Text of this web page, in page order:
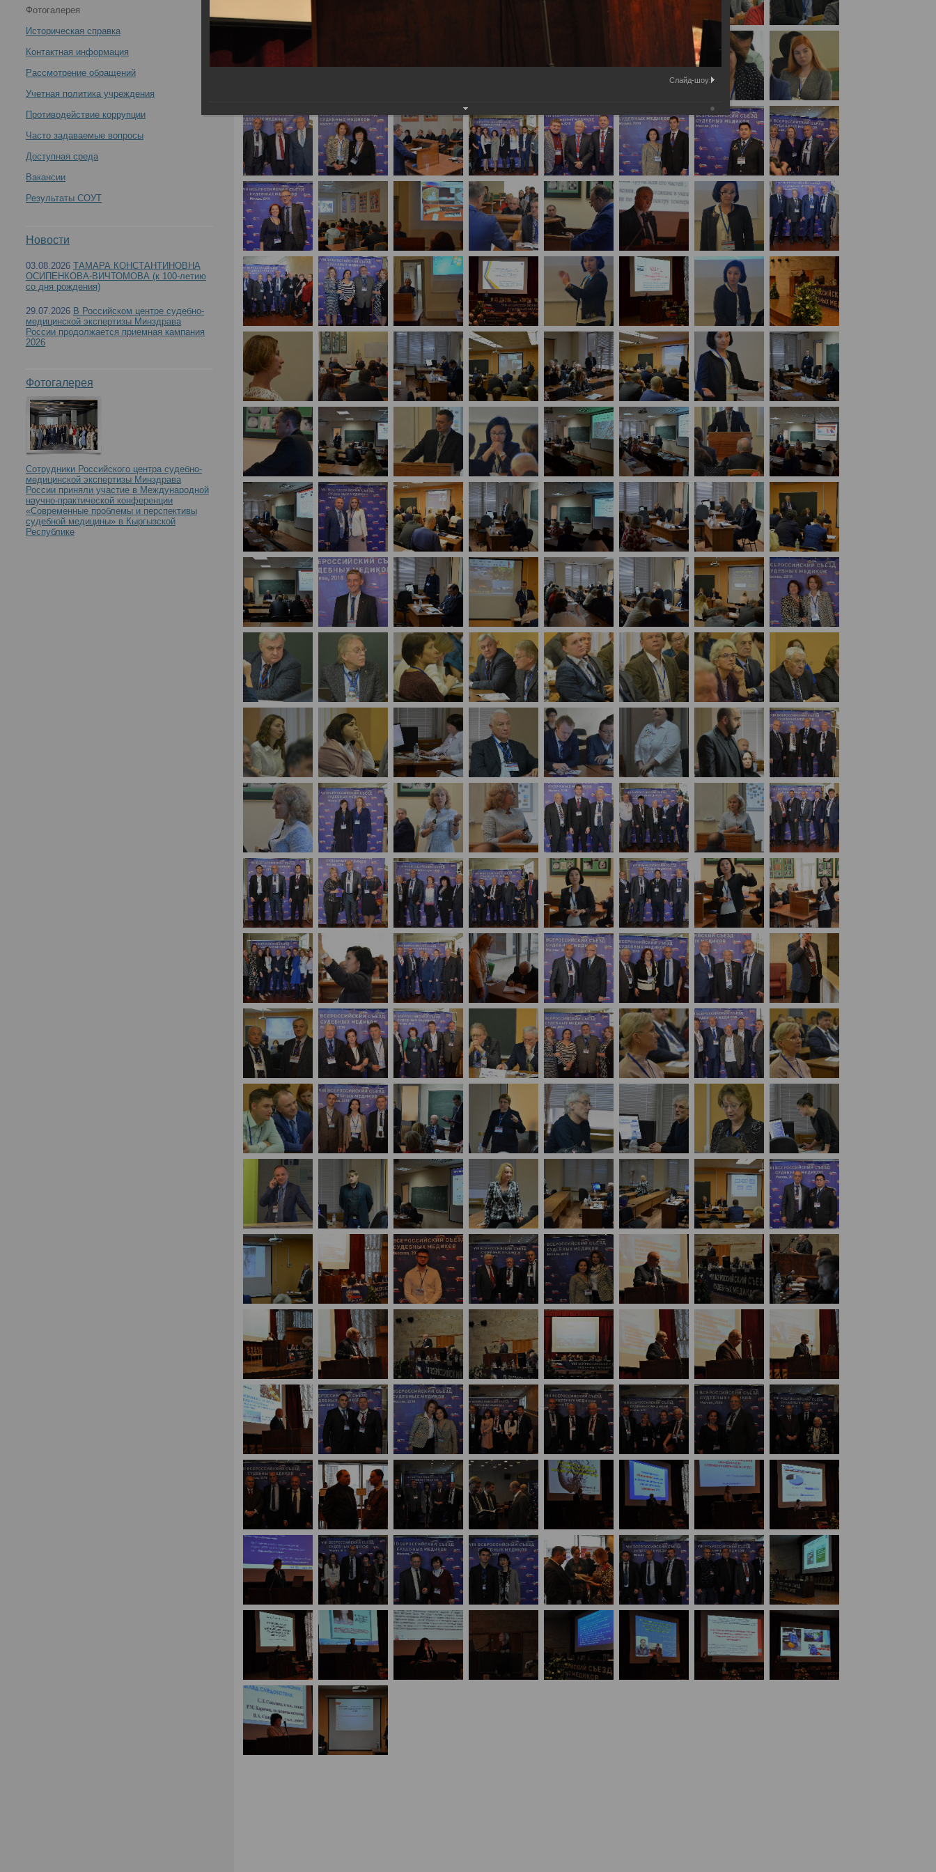
Фотогалерея
Историческая справка
Контактная информация
Рассмотрение обращений
Учетная политика учреждения
Противодействие коррупции
Часто задаваемые вопросы
Доступная среда
Вакансии
Результаты СОУТ
Новости
03.08.2026 ТАМАРА КОНСТАНТИНОВНА
ОСИПЕНКОВА-ВИЧТОМОВА (к 100-летию
со дня рождения)
29.07.2026 В Российском центре судебно-
медицинской экспертизы Минздрава
России продолжается приемная кампания
2026
Фотогалерея
Сотрудники Российского центра судебно-
медицинской экспертизы Минздрава
России приняли участие в Международной
научно-практической конференции
«Современные проблемы и перспективы
судебной медицины» в Кыргызской
Республике
Слайд-шоу: